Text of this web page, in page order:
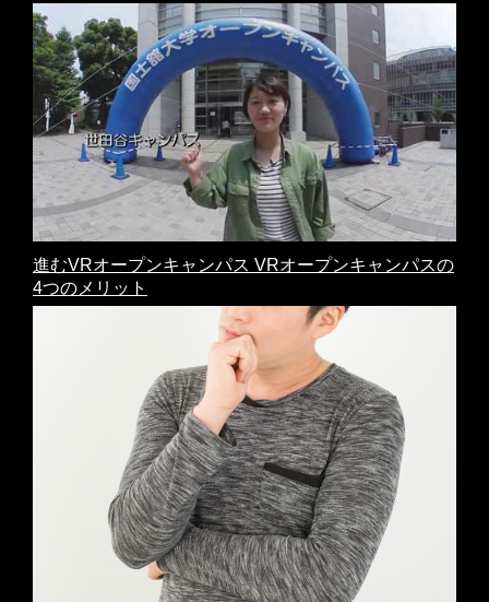
進むVRオープンキャンパス VRオープンキャンパスの
4つのメリット